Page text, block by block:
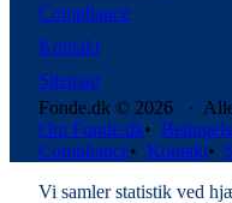
Compliance
Kontakt
Sitemap
Fonde.dk © 2026 · Alle
Om Fonde.dk•
Compliance• Kontakt•
Vi samler statistik ved